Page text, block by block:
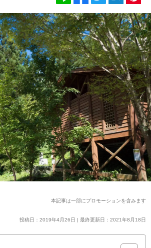
本記事は一部にプロモーションを含みます
投稿日：2019年4月26日 | 最終更新日：2021年8月18日